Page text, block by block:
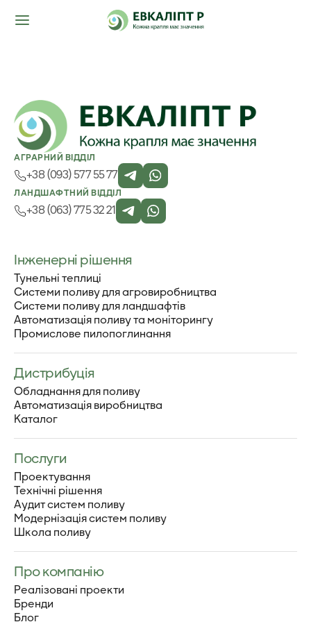
АГРАРНИЙ ВІДДІЛ
+38 (093) 577 55 77
ЛАНДШАФТНИЙ ВІДДІЛ
+38 (063) 775 32 21
Інженерні рішення
Тунельні теплиці
Системи поливу для агровиробництва
Системи поливу для ландшафтів
Автоматизація поливу та моніторингу
Промислове пилопоглинання
Дистрибуція
Обладнання для поливу
Автоматизація виробництва
Каталог
Послуги
Проектування
Технічні рішення
Аудит систем поливу
Модернізація систем поливу
Школа поливу
Про компанію
Реалізовані проекти
Бренди
Блог